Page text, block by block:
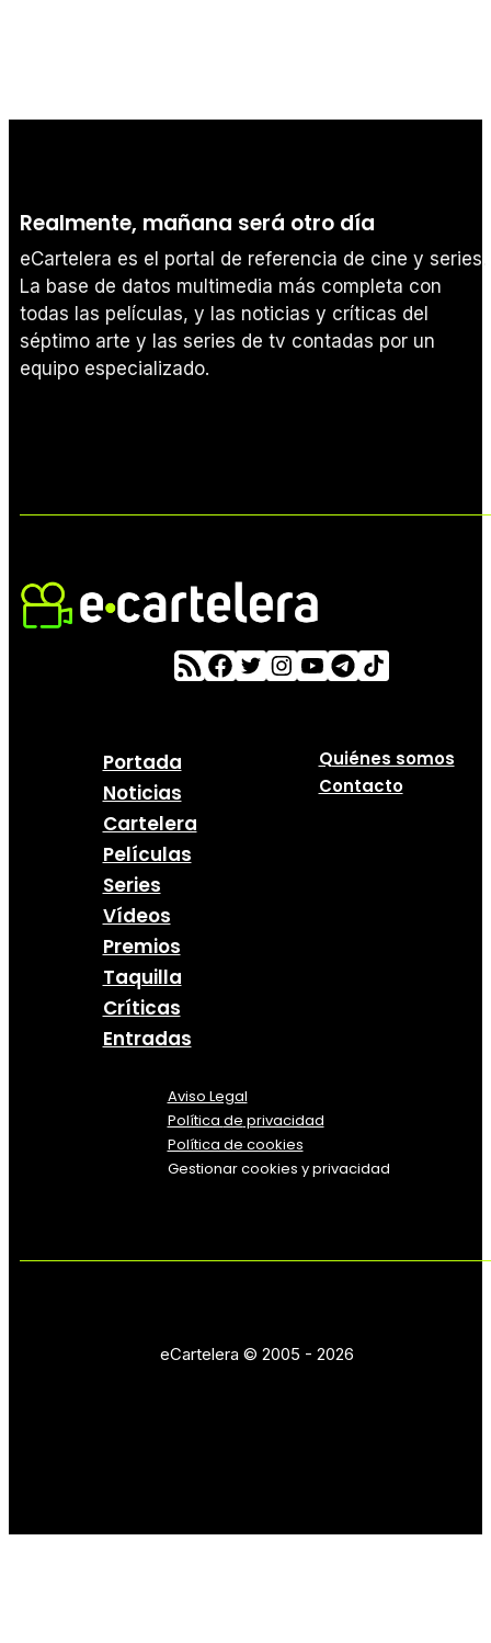
Realmente, mañana será otro día
eCartelera es el portal de referencia de cine y series.
La base de datos multimedia más completa con
todas las películas, y las noticias y críticas del
séptimo arte y las series de tv contadas por un
equipo especializado.
Portada
Noticias
Cartelera
Películas
Series
Vídeos
Premios
Taquilla
Críticas
Entradas
Quiénes somos
Contacto
Aviso Legal
Política de privacidad
Política de cookies
Gestionar cookies y privacidad
eCartelera © 2005 - 2026